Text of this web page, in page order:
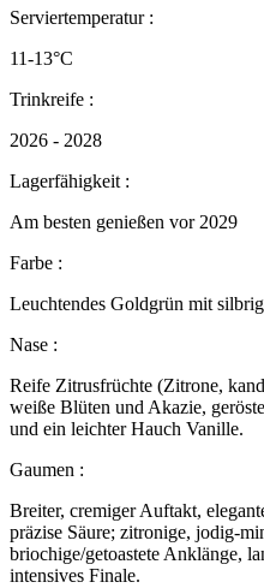
Serviertemperatur :
11-13°C
Trinkreife :
2026 - 2028
Lagerfähigkeit :
Am besten genießen vor 2029
Farbe :
Leuchtendes Goldgrün mit
Nase :
Reife Zitrusfrüchte (Zitrone,
weiße Blüten und Akazie,
und ein leichter Hauch Vanille.
Gaumen :
Breiter, cremiger Auftakt,
präzise Säure; zitronige, jodig-
briochige/getoastete Anklänge,
intensives Finale.